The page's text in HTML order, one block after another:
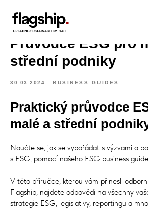
Průvodce ESG pro
střední podniky
30.03.2024 BUSINESS GUIDES
Praktický průvodce
malé a střední
Naučte se, jak se vypořádat s výzvami a
s ESG, pomocí našeho ESG business
V této příručce, kterou vám přinesli
Flagship, najdete odpovědi na všechny
strategie ESG, legislativy, reportingu a